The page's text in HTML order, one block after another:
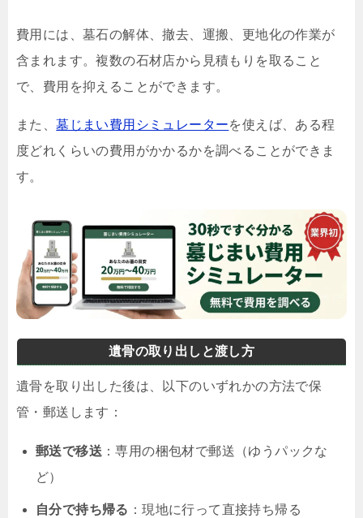
費用には、墓石の解体、撤去、運搬、更地化の作業が
含まれます。複数の石材店から見積もりを取ること
で、費用を抑えることができます。
また、墓じまい費用シミュレーターを使えば、ある程
度どれくらいの費用がかかるかを調べることができま
す。
遺骨の取り出しと渡し方
遺骨を取り出した後は、以下のいずれかの方法で保
管・郵送します：
郵送で移送 ：専用の梱包材で郵送（ゆうパックな
ど）
自分で持ち帰る ：現地に行って直接持ち帰る